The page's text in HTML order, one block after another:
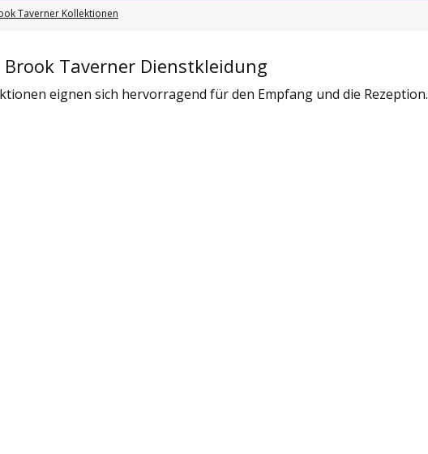
Taverner Kollektionen
Brook Taverner Dienstkleidung
eignen sich hervorragend für den Empfang und die Rezeption.